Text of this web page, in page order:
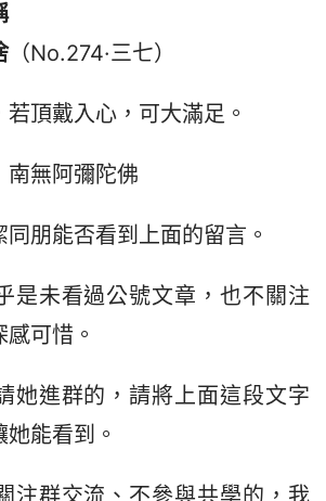
（No.274·三七）
頂戴入心，可大滿足。
南無阿彌陀佛
朋能否看到上面的留言。
是未看過公號文章，也不關注
可惜。
她進群的，請將上面這段文字
能看到。